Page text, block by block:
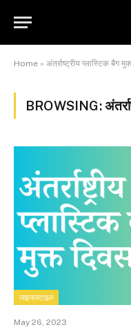
Home » अंतर्राष्ट्रीय प्लास्टिक बैग
BROWSING:
लाइफस्टाइल
May 26, 2023